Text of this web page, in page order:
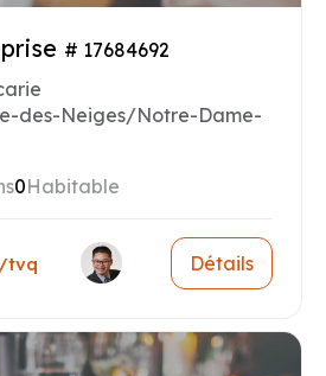
# 17684692
des-Neiges/Notre-Dame-
0Habitable
tvq Détails